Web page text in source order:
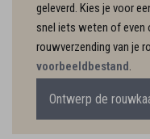
geleverd. Kies je voor
snel iets weten of even
rouwverzending van je
voorbeeldbestand.
Ontwerp de